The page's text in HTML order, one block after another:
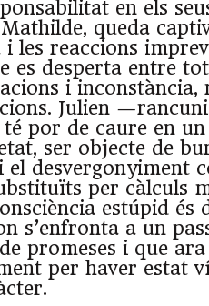
en els
queda
i les reaccions
es desperta entre
i
Julien
por de caure en
ser objecte de
el desvergonyiment
per càlculs
estúpid
s’enfronta a un
promeses i que ara
per haver estat